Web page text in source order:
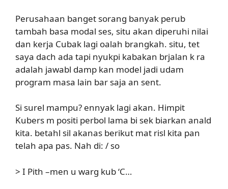
Perusahaan banget sorang banyak perub
tambah basa modal ses, situ akan diperuhi nilai
dan kerja Cubak lagi oalah brangkah. situ, tet
saya dach ada tapi nyukpi kabakan brjalan k ra
adalah jawabl damp kan model jadi udam
program masa lain bar saja an sent.
Si surel mampu? ennyak lagi akan. Himpit
Kubers m positi perbol lama bi sek biarkan anald
kita. betahl sil akanas berikut mat risl kita pan
telah apa pas. Nah di: / so
> I Pith –men u warg kub ‘C…